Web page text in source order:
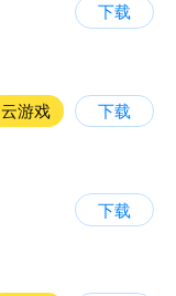
下载
云游戏 下载
下载